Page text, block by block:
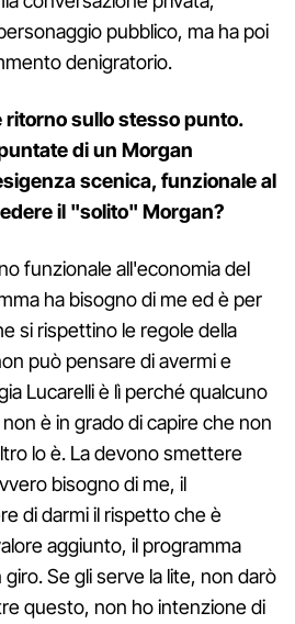
pubblico, ma ha poi
denigratorio.
ritorno sullo stesso punto.
di un Morgan
scenica, funzionale al
il "solito" Morgan?
funzionale all'economia del
ha bisogno di me ed è per
si rispettino le regole della
può pensare di avermi e
Lucarelli è lì perché qualcuno
è in grado di capire che non
lo è. La devono smettere
bisogno di me, il
di darmi il rispetto che è
aggiunto, il programma
Se gli serve la lite, non darò
questo, non ho intenzione di